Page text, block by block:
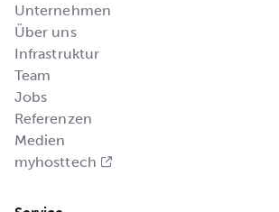
Unternehmen
Über uns
Infrastruktur
Team
Jobs
Referenzen
Medien
myhosttech